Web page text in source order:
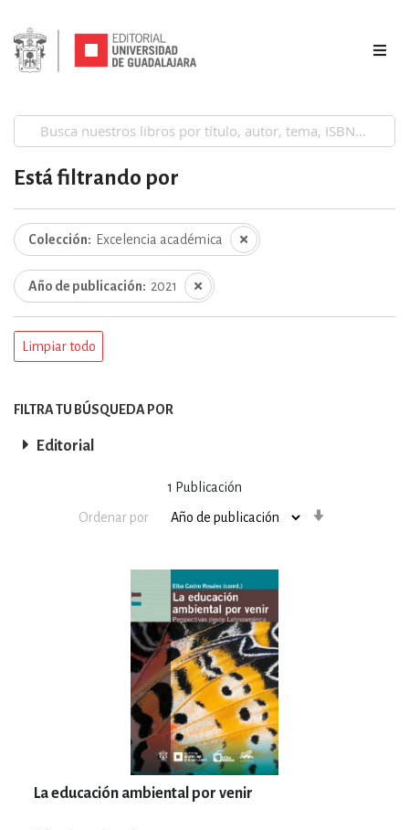
1 Publicación
Ordenar por
La educación ambiental por venir
Está filtrando por
Colección Excelencia académica
Año de publicación 2021
Limpiar todo
FILTRA TU BÚSQUEDA POR
Editorial